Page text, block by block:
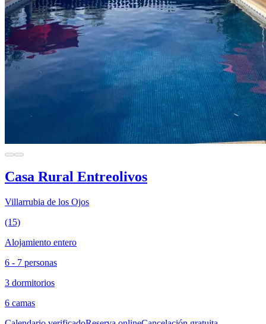
Casa Rural Entreolivos
Villarrubia de los Ojos
(15)
Alojamiento entero
6 - 7 personas
3 dormitorios
6 camas